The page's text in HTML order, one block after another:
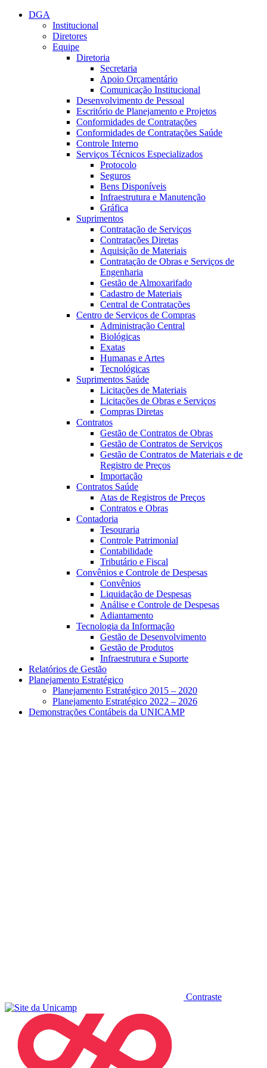
Conteúdo principal
DGA
Institucional
Diretores
Equipe
Diretoria
Secretaria
Apoio Orçamentário
Comunicação Institucional
Desenvolvimento de Pessoal
Escritório de Planejamento e Projetos
Conformidades de Contratações
Conformidades de Contratações Saúde
Controle Interno
Serviços Técnicos Especializados
Protocolo
Seguros
Bens Disponíveis
Infraestrutura e Manutenção
Gráfica
Suprimentos
Contratação de Serviços
Contratações Diretas
Aquisição de Materiais
Contratação de Obras e Serviços de
Engenharia
Gestão de Almoxarifado
Cadastro de Materiais
Central de Contratações
Centro de Serviços de Compras
Administração Central
Biológicas
Exatas
Humanas e Artes
Tecnológicas
Suprimentos Saúde
Licitações de Materiais
Licitações de Obras e Serviços
Compras Diretas
Contratos
Gestão de Contratos de Obras
Gestão de Contratos de Serviços
Gestão de Contratos de Materiais e de
Registro de Preços
Importação
Contratos Saúde
Atas de Registros de Preços
Contratos e Obras
Contadoria
Tesouraria
Controle Patrimonial
Contabilidade
Tributário e Fiscal
Convênios e Controle de Despesas
Convênios
Liquidação de Despesas
Análise e Controle de Despesas
Adiantamento
Tecnologia da Informação
Gestão de Desenvolvimento
Gestão de Produtos
Infraestrutura e Suporte
Relatórios de Gestão
Planejamento Estratégico
Planejamento Estratégico 2015 – 2020
Planejamento Estratégico 2022 – 2026
Demonstrações Contábeis da UNICAMP
Contraste